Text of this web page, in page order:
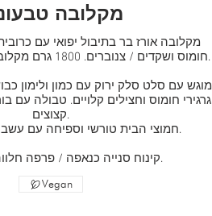
מקלובה
מקלובה אורז בר בתיבול יפואי עם כרובית
מוגש עם סלט סלק ירוק עם כמון ולימון
גרגירי חומוס וחצילים קלויים. טבולה עם
קצוצים.
חמוצי הבית טורשי וספיחה עם עשבי
קינוח סנייה כנאפה / פרפה חלווה כ-1/2 ק״ג.
Vegan